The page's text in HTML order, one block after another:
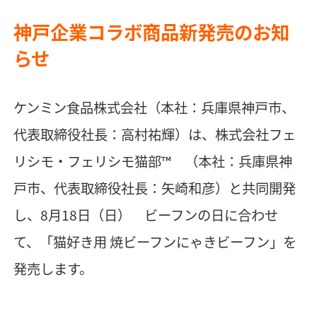
神戸企業コラボ商品新発売のお知
らせ
ケンミン食品株式会社（本社：兵庫県神戸市、
代表取締役社長：高村祐輝）は、株式会社フェ
リシモ・フェリシモ猫部™ （本社：兵庫県神
戸市、代表取締役社長：矢崎和彦）と共同開発
し、8月18日（日） ビーフンの日に合わせ
て、「猫好き用 焼ビーフンにゃきビーフン」を
発売します。